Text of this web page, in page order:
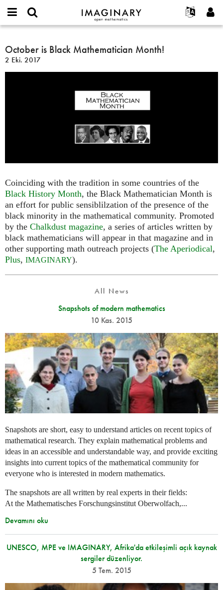
IMAGINARY
open
Français
Español
Türkçe
Programlar
Filmler
Metinler
Sergiler
Devamı...
Projeler
or
username
*
Parola
Yeni hesap oluştur
Yeni parola iste
Ara
October
is
Black
October is Black Mathematician Month!
2 Eki. 2017
Coinciding with the tradition in some countries of the
Black History Month, the Black Mathematician Month is
an effort for public sensiblilzation of the presence of the
black minority in the mathematical community. Promoted
by the Chalkdust magazine, a series of articles written by
black mathematicians will appear in that magazine and in
other supporting math outreach projects (The Aperiodical,
Plus, IMAGINARY).
All News
Snapshots of modern mathematics
10 Kas. 2015
Snapshots are short, easy to understand articles on recent topics of
mathematical research. They explain mathematical problems and
ideas in an accessible and understandable way, and provide exciting
insights into current topics of the mathematical community for
everyone who is interested in modern mathematics.
The snapshots are all written by real experts in their fields:
At the Mathematisches Forschungsinstitut Oberwolfach,...
Devamını oku
UNESCO, MPE ve IMAGINARY, Afrika'da etkileşimli açık kaynak
sergiler düzenliyor.
5 Tem. 2015